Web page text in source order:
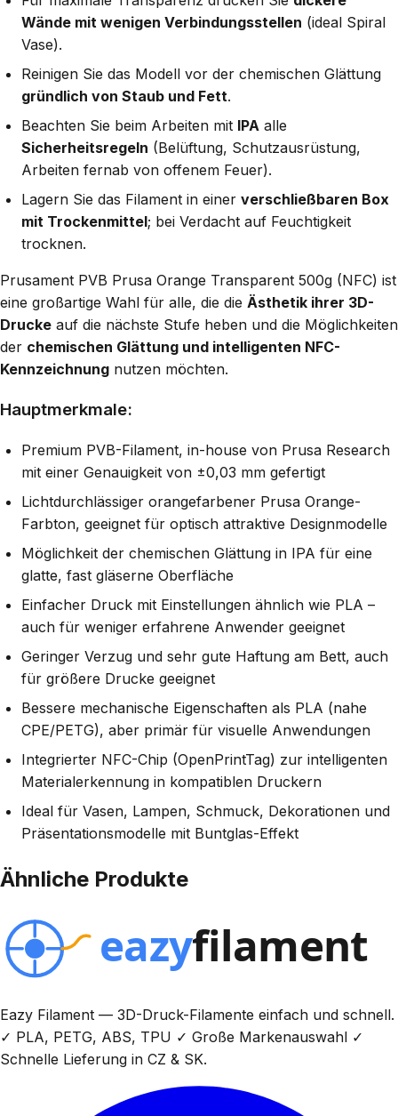
Wände mit wenigen Verbindungsstellen (ideal Spiral
Vase).
Reinigen Sie das Modell vor der chemischen Glättung
gründlich von Staub und Fett.
Beachten Sie beim Arbeiten mit IPA alle
Sicherheitsregeln (Belüftung, Schutzausrüstung,
Arbeiten fernab von offenem Feuer).
Lagern Sie das Filament in einer verschließbaren Box
mit Trockenmittel; bei Verdacht auf Feuchtigkeit
trocknen.
Prusament PVB Prusa Orange Transparent 500g (NFC) ist
eine großartige Wahl für alle, die die Ästhetik ihrer 3D-
Drucke auf die nächste Stufe heben und die Möglichkeiten
der chemischen Glättung und intelligenten NFC-
Kennzeichnung nutzen möchten.
Hauptmerkmale:
Premium PVB-Filament, in-house von Prusa Research
mit einer Genauigkeit von ±0,03 mm gefertigt
Lichtdurchlässiger orangefarbener Prusa Orange-
Farbton, geeignet für optisch attraktive Designmodelle
Möglichkeit der chemischen Glättung in IPA für eine
glatte, fast gläserne Oberfläche
Einfacher Druck mit Einstellungen ähnlich wie PLA –
auch für weniger erfahrene Anwender geeignet
Geringer Verzug und sehr gute Haftung am Bett, auch
für größere Drucke geeignet
Bessere mechanische Eigenschaften als PLA (nahe
CPE/PETG), aber primär für visuelle Anwendungen
Integrierter NFC-Chip (OpenPrintTag) zur intelligenten
Materialerkennung in kompatiblen Druckern
Ideal für Vasen, Lampen, Schmuck, Dekorationen und
Präsentationsmodelle mit Buntglas-Effekt
Ähnliche Produkte
Eazy Filament — 3D-Druck-Filamente einfach und schnell.
✓ PLA, PETG, ABS, TPU ✓ Große Markenauswahl ✓
Schnelle Lieferung in CZ & SK.